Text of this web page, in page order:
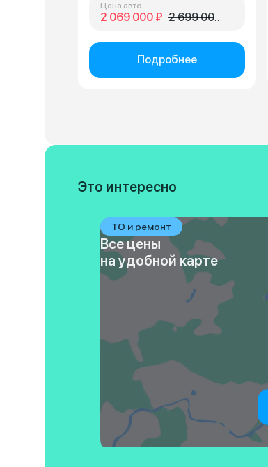
Цена авто
2 069 000 ₽ 2 699 000 ₽
Подробнее
Это интересно
ТО и ремонт
Все цены
на удобной карте